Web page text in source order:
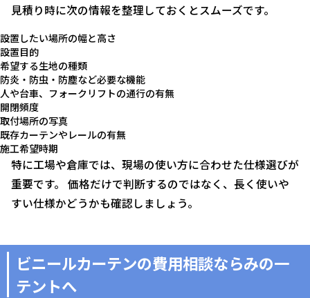
見積り時に次の情報を整理しておくとスムーズです。
設置したい場所の幅と高さ
設置目的
希望する生地の種類
防炎・防虫・防塵など必要な機能
人や台車、フォークリフトの通行の有無
開閉頻度
取付場所の写真
既存カーテンやレールの有無
施工希望時期
特に工場や倉庫では、現場の使い方に合わせた仕様選びが
重要です。 価格だけで判断するのではなく、長く使いや
すい仕様かどうかも確認しましょう。
ビニールカーテンの費用相談ならみの一
テントへ